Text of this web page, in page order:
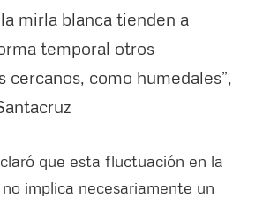
mirla blanca tienden a
temporal otros
cercanos, como humedales”,
que esta fluctuación en la
implica necesariamente un